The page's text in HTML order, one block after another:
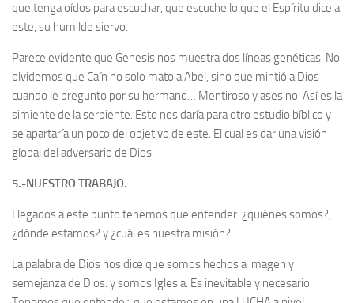
que tenga oídos para escuchar, que escuche lo que el Espíritu dice a
este, su humilde siervo.
Parece evidente que Genesis nos muestra dos líneas genéticas. No
olvidemos que Caín no solo mato a Abel, sino que mintió a Dios
cuando le pregunto por su hermano… Mentiroso y asesino. Así es la
simiente de la serpiente. Esto nos daría para otro estudio bíblico y
se apartaría un poco del objetivo de este. El cual es dar una visión
global del adversario de Dios.
5.-NUESTRO TRABAJO.
Llegados a este punto tenemos que entender: ¿quiénes somos?,
¿dónde estamos? y ¿cuál es nuestra misión?…
La palabra de Dios nos dice que somos hechos a imagen y
semejanza de Dios. y somos Iglesia. Es inevitable y necesario.